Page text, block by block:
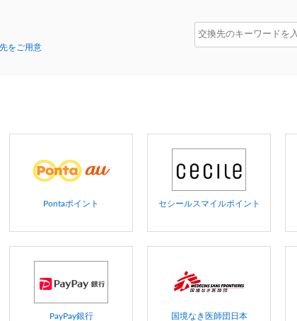
をご用意
Pontaポイント セシールスマイルポイント
PayPay銀行 国境なき医師団日本